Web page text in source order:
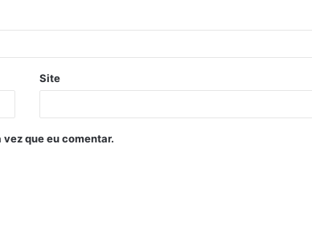
Site
que eu comentar.